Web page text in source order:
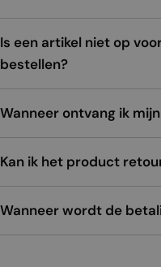
Is een artikel niet op
bestellen?
Wanneer ontvang ik
Kan ik het product
Wanneer wordt de